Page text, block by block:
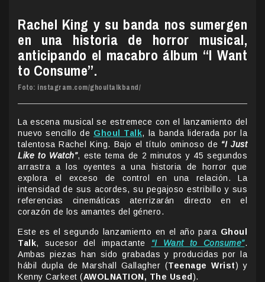
Rachel King y su banda nos sumergen
en una historia de horror musical,
anticipando el macabro álbum “I Want
to Consume”.
Foto: instagram.com/ghoultalkband/
La escena musical se estremece con el lanzamiento del
nuevo sencillo de Ghoul Talk, la banda liderada por la
talentosa Rachel King. Bajo el título ominoso de “I Just
Like to Watch”, este tema de 2 minutos y 45 segundos
arrastra a los oyentes a una historia de horror que
explora el exceso de control en una relación. La
intensidad de sus acordes, su pegajoso estribillo y sus
referencias cinemáticas aterrizarán directo en el
corazón de los amantes del género.
Este es el segundo lanzamiento en el año para Ghoul
Talk, sucesor del impactante “I Want to Consume”.
Ambas piezas han sido grabadas y producidas por la
hábil dupla de Marshall Gallagher (Teenage Wrist) y
Kenny Carkeet (AWOLNATION, The Used ).